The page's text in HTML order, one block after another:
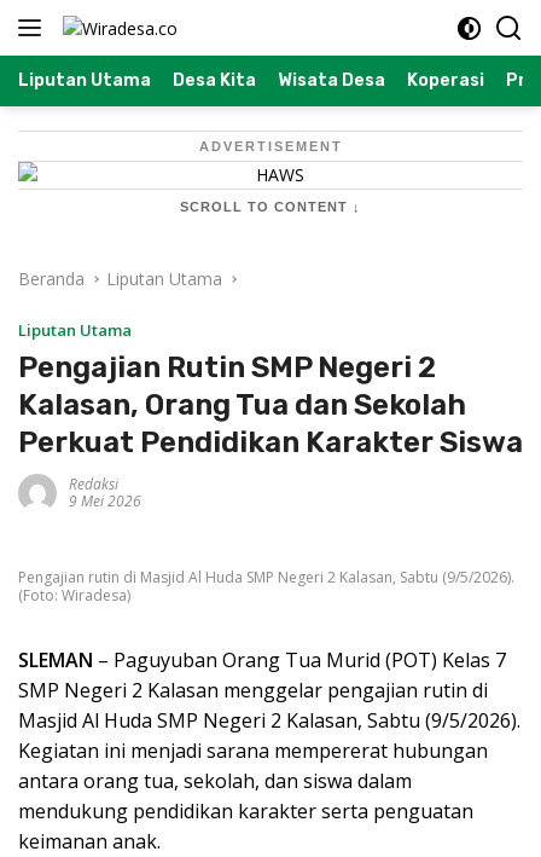
Langsung
Liputan Utama Desa Kita Wisata Desa Koperasi
ADVERTISEMENT
SCROLL TO CONTENT ↓
Beranda Liputan Utama
Liputan Utama
Pengajian Rutin SMP Negeri 2
Kalasan, Orang Tua dan Sekolah
Perkuat Pendidikan Karakter Siswa
Redaksi
9 Mei 2026
Pengajian rutin di Masjid Al Huda SMP Negeri 2 Kalasan, Sabtu (9/5/2026).
(Foto: Wiradesa)
SLEMAN – Paguyuban Orang Tua Murid (POT) Kelas 7
SMP Negeri 2 Kalasan menggelar pengajian rutin di
Masjid Al Huda SMP Negeri 2 Kalasan, Sabtu (9/5/2026).
Kegiatan ini menjadi sarana mempererat hubungan
antara orang tua, sekolah, dan siswa dalam
mendukung pendidikan karakter serta penguatan
keimanan anak.